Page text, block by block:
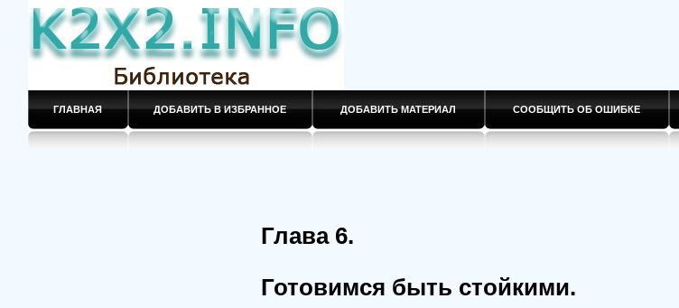
ГЛАВНАЯ ДОБАВИТЬ В ИЗБРАННОЕ ДОБАВИТЬ МАТЕРИАЛ СООБЩИТЬ ОБ ОШИБКЕ
Глава 6.
Готовимся быть стойкими.